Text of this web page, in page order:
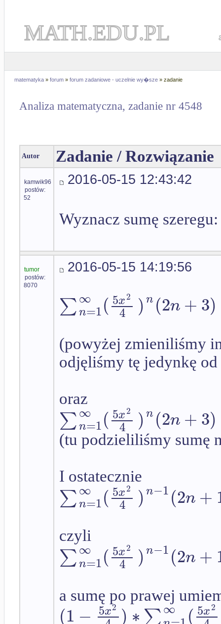
MATH.EDU.PL
matematyka » forum » forum zadaniowe - uczelnie wy�sze » zadanie
Analiza matematyczna, zadanie nr 4548
Autor Zadanie / Rozwiązanie
kamwik96
postów:
52
2016-05-15 12:43:42
Wyznacz sumę
tumor
postów:
8070
2016-05-15 14:19:56
∑∞
n=1( 5x2
4 )n (2n +3)
(powyżej zmieniliśmy
odjęliśmy tę jedynkę
oraz
∑∞
n=1( 5x2
4 )n (2n +3)
(tu podzieliliśmy sumę
I ostatecznie
∑∞
n=1( 5x2
4 )n−1(2n +
czyli
∑∞
n=1( 5x2
4 )n−1(2n +
a sumę po prawej
(1 − 5x2 ) ∗∑∞ ( 5x2